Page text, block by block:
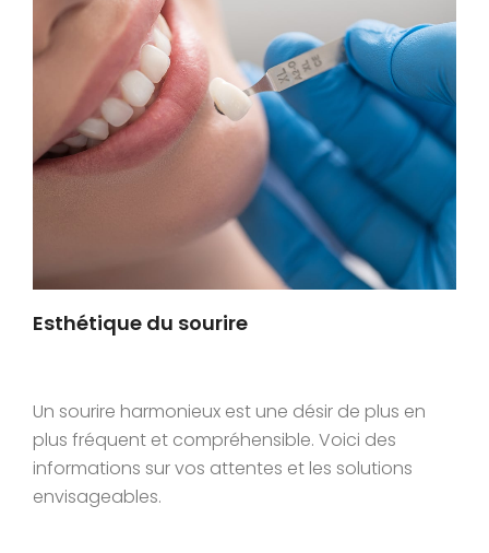
Esthétique du sourire
Un sourire harmonieux est une désir de plus en
plus fréquent et compréhensible. Voici des
informations sur vos attentes et les solutions
envisageables.